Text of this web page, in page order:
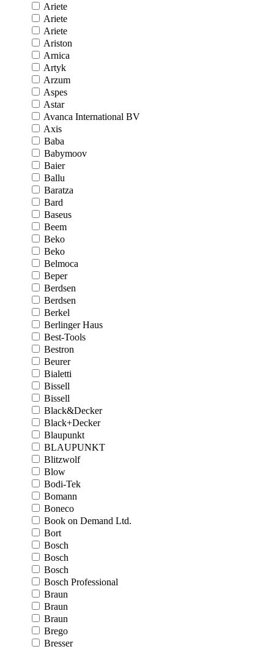
Ariete
Ariete
Ariete
Ariston
Arnica
Artyk
Arzum
Aspes
Astar
Avanca International BV
Axis
Baba
Babymoov
Baier
Ballu
Baratza
Bard
Baseus
Beem
Beko
Beko
Belmoca
Beper
Berdsen
Berdsen
Berkel
Berlinger Haus
Best-Tools
Bestron
Beurer
Bialetti
Bissell
Bissell
Black&Decker
Black+Decker
Blaupunkt
BLAUPUNKT
Blitzwolf
Blow
Bodi-Tek
Bomann
Boneco
Book on Demand Ltd.
Bort
Bosch
Bosch
Bosch
Bosch Professional
Braun
Braun
Braun
Brego
Bresser